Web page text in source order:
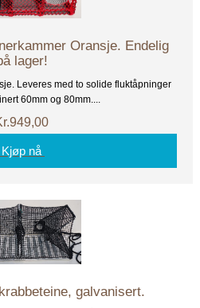
Oransje. Endelig
lager!
Leveres med to solide fluktåpninger
60mm og 80mm....
Kjøp nå
galvanisert.